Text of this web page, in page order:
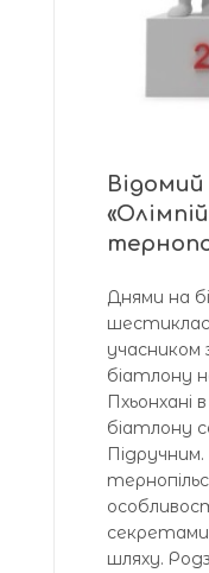
Днями на
учасником
біатлону
Пхьонхані
біатлону
секретами
шляху.